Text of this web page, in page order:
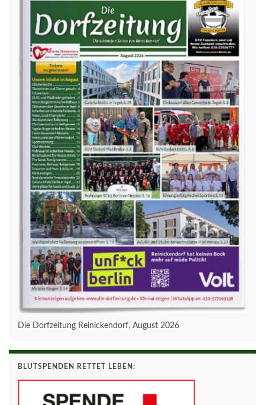
Die Dorfzeitung Reinickendorf, August 2026
BLUTSPENDEN RETTET LEBEN: